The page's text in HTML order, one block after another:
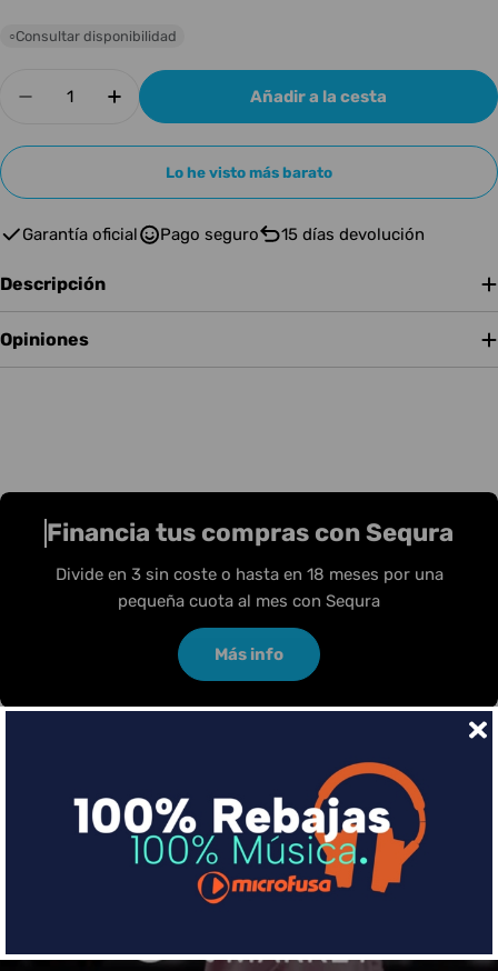
○Consultar disponibilidad
Disminuir cantidad para Planetwaves -
Aumentar cantidad para Planetwaves
Añadir a la cesta
Lo he visto más barato
Garantía oficial Pago seguro 15 días devolución
Descripción
Opiniones
Financia tus compras con Sequra
Divide en 3 sin coste o hasta en 18 meses por una
pequeña cuota al mes con Sequra
Más info